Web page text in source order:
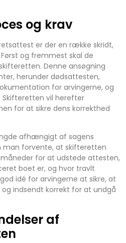
og krav
er der en række skridt,
og fremmest skal de
Denne ansøgning
herunder dødsattesten,
for arvingerne, og
vil herefter
for at sikre dens korrekthed
afhængigt af sagens
man forvente, at skifteretten
for at udstede attesten,
boet er, og hvor travlt
idé for arvingerne at sikre, at
indsendt korrekt for at undgå
af